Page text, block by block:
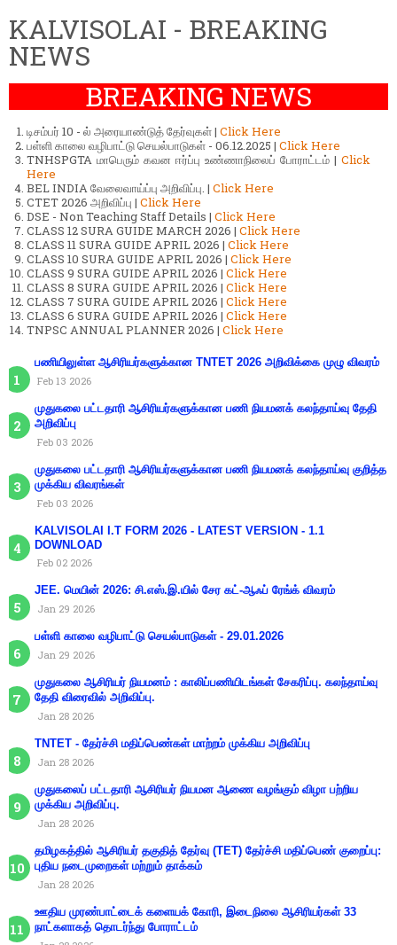
KALVISOLAI - BREAKING
NEWS
BREAKING NEWS
டிசம்பர் 10 - ல் அரையாண்டுத் தேர்வுகள் | Click Here
பள்ளி காலை வழிபாட்டு செயல்பாடுகள் - 06.12.2025 | Click Here
TNHSPGTA மாபெரும் கவன ஈர்ப்பு உண்ணாநிலைப் போராட்டம் | Click
Here
BEL INDIA வேலைவாய்ப்பு அறிவிப்பு. | Click Here
CTET 2026 அறிவிப்பு | Click Here
DSE - Non Teaching Staff Details | Click Here
CLASS 12 SURA GUIDE MARCH 2026 | Click Here
CLASS 11 SURA GUIDE APRIL 2026 | Click Here
CLASS 10 SURA GUIDE APRIL 2026 | Click Here
CLASS 9 SURA GUIDE APRIL 2026 | Click Here
CLASS 8 SURA GUIDE APRIL 2026 | Click Here
CLASS 7 SURA GUIDE APRIL 2026 | Click Here
CLASS 6 SURA GUIDE APRIL 2026 | Click Here
TNPSC ANNUAL PLANNER 2026 | Click Here
பணியிலுள்ள ஆசிரியர்களுக்கான TNTET 2026 அறிவிக்கை முழு விவரம்
Feb 13 2026
முதுகலை பட்டதாரி ஆசிரியர்களுக்கான பணி நியமனக் கலந்தாய்வு தேதி
அறிவிப்பு
Feb 03 2026
முதுகலை பட்டதாரி ஆசிரியர்களுக்கான பணி நியமனக் கலந்தாய்வு குறித்த
முக்கிய விவரங்கள்
Feb 03 2026
KALVISOLAI I.T FORM 2026 - LATEST VERSION - 1.1
DOWNLOAD
Feb 02 2026
JEE. மெயின் 2026: சி.எஸ்.இ.யில் சேர கட்-ஆஃப் ரேங்க் விவரம்
Jan 29 2026
பள்ளி காலை வழிபாட்டு செயல்பாடுகள் - 29.01.2026
Jan 29 2026
முதுகலை ஆசிரியர் நியமனம் : காலிப்பணியிடங்கள் சேகரிப்பு. கலந்தாய்வு
தேதி விரைவில் அறிவிப்பு.
Jan 28 2026
TNTET - தேர்ச்சி மதிப்பெண்கள் மாற்றம் முக்கிய அறிவிப்பு
Jan 28 2026
முதுகலைப் பட்டதாரி ஆசிரியர் நியமன ஆணை வழங்கும் விழா பற்றிய
முக்கிய அறிவிப்பு.
Jan 28 2026
தமிழகத்தில் ஆசிரியர் தகுதித் தேர்வு (TET) தேர்ச்சி மதிப்பெண் குறைப்பு:
புதிய நடைமுறைகள் மற்றும் தாக்கம்
Jan 28 2026
ஊதிய முரண்பாட்டைக் களையக் கோரி, இடைநிலை ஆசிரியர்கள் 33
நாட்களாகத் தொடர்ந்து போராட்டம்